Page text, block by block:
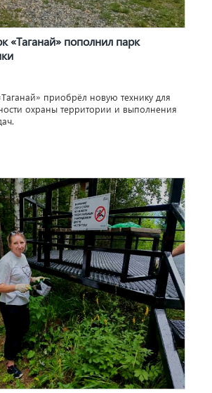
«Таганай» пополнил парк
приобрёл новую технику для
охраны территории и выполнения